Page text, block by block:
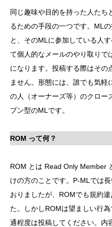
同じ趣味や目的を持った人たち
るための手段の一つです。ML
と、そのMLに参加している人
て個人的なメールのやり取りで
になります。投稿する際はその
ません。形態には、誰でも気
の人（オーナーズ等）のクロー
プン型のMLです。
ROM って何？
ROM とは Read Only Member
けの方のことです。P-MLでは
おりましたが、ROMでも規約
た。しかしROMは望ましい行
通程度は投稿してください。内